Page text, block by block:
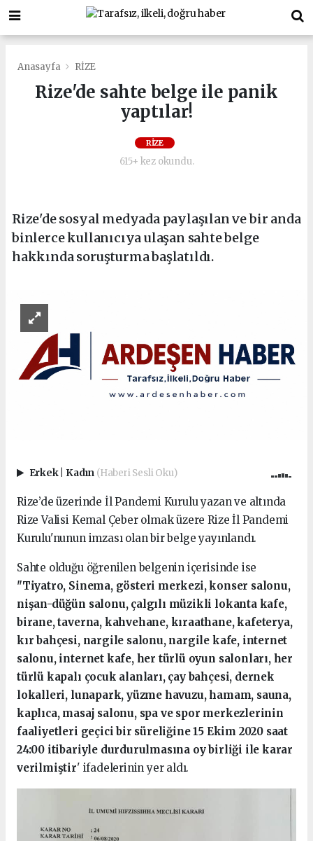
Anasayfa RİZE
Rize'de sahte belge ile panik
yaptılar!
RİZE
615+ kez okundu.
Rize'de sosyal medyada paylaşılan ve bir anda
binlerce kullanıcıya ulaşan sahte belge
hakkında soruşturma başlatıldı.
Erkek Kadın (Haberi Sesli Oku)
Rize’de üzerinde İl Pandemi Kurulu yazan ve altında
Rize Valisi Kemal Çeber olmak üzere Rize İl Pandemi
Kurulu'nunun imzası olan bir belge yayınlandı.
Sahte olduğu öğrenilen belgenin içerisinde ise
"Tiyatro, Sinema, gösteri merkezi, konser salonu,
nişan-düğün salonu, çalgılı müzikli lokanta kafe,
birane, taverna, kahvehane, kıraathane, kafeterya,
kır bahçesi, nargile salonu, nargile kafe, internet
salonu, internet kafe, her türlü oyun salonları, her
türlü kapalı çocuk alanları, çay bahçesi, dernek
lokalleri, lunapark, yüzme havuzu, hamam, sauna,
kaplıca, masaj salonu, spa ve spor merkezlerinin
faaliyetleri geçici bir süreliğine 15 Ekim 2020 saat
24:00 itibariyle durdurulmasına oy birliği ile karar
verilmiştir' ifadelerinin yer aldı.